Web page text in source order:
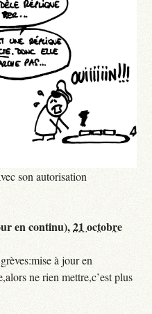
son autorisation
en continu),21 octobre
à jour en
ne rien mettre,c’est plus